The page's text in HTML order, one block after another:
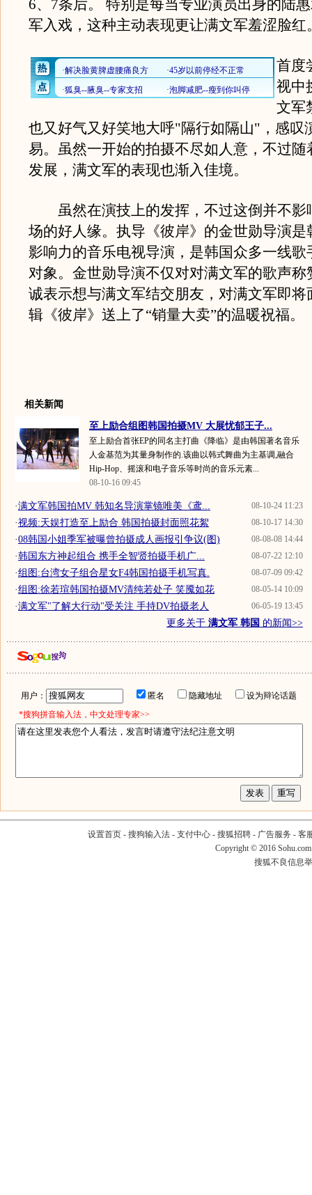
6、7条后。 特别是每当专业演员出身的陆
军入戏，这种主动表现更让满文军羞涩脸红
首度
视中
文军
也又好气又好笑地大呼"隔行如隔山"，感叹
易。虽然一开始的拍摄不尽如人意，不过随
发展，满文军的表现也渐入佳境。
虽然在演技上的发挥，不过这倒并不影
场的好人缘。执导《彼岸》的金世勋导演是
影响力的音乐电视导演，是韩国众多一线歌
对象。金世勋导演不仅对对满文军的歌声称
诚表示想与满文军结交朋友，对满文军即将
辑《彼岸》送上了“销量大卖”的温暖祝福。
相关新闻
至上励合组图韩国拍摄MV 大展忧郁王子...
至上励合首张EP的同名主打曲《降临》是由韩国著名音乐
人金基范为其量身制作的.该曲以韩式舞曲为主基调,融合
Hip-Hop、摇滚和电子音乐等时尚的音乐元素...
08-10-16 09:45
08-10-24 11:23
·满文军韩国拍MV 韩知名导演掌镜唯美《鸢...
08-10-17 14:30
·视频:天娱打造至上励合 韩国拍摄封面照花絮
08-08-08 14:44
·08韩国小姐季军被曝曾拍摄成人画报引争议(图)
08-07-22 12:10
·韩国东方神起组合 携手全智贤拍摄手机广...
08-07-09 09:42
·组图:台湾女子组合星女F4韩国拍摄手机写真.
08-05-14 10:09
·组图:徐若瑄韩国拍摄MV清纯若处子 笑魇如花
06-05-19 13:45
·满文军"了解大行动"受关注 手持DV拍摄老人
更多关于 满文军 韩国 的新闻>>
用户： 匿名 隐藏地址
设为辩论话题
*搜狗拼音输入法，中文处理专家>>
设置首页- 搜狗输入法- 支付中心- 搜狐招聘- 广告服务 - 客
Copyright © 2016
搜狐不良信息